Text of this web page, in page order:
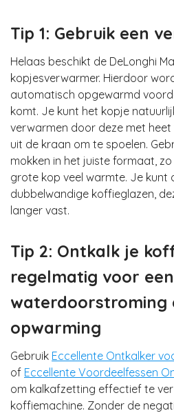
Tip 1: Gebruik een
Helaas beschikt de DeLonghi
kopjesverwarmer. Hierdoor
automatisch opgewarmd
komt. Je kunt het kopje
verwarmen door deze met
uit de kraan om te spoelen.
mokken in het juiste formaat,
grote kop veel warmte. Je kunt
dubbelwandige koffieglazen,
langer vast.
Tip 2: Ontkalk je
regelmatig voor
waterdoorstroming
opwarming
Gebruik Eccellente Ontkalker
of Eccellente Voordeelfessen
om kalkafzetting effectief te
koffiemachine. Zonder de